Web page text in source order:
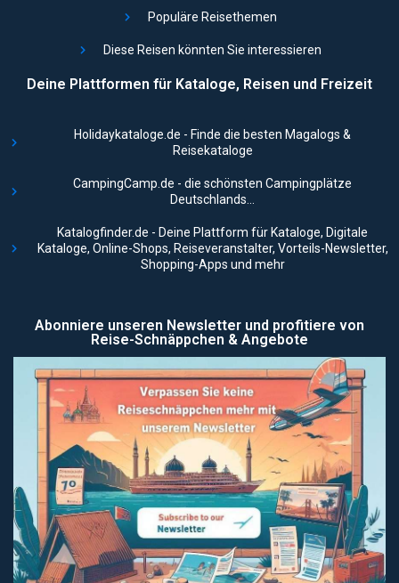
Populäre Reisethemen
Diese Reisen könnten Sie interessieren
Deine Plattformen für Kataloge, Reisen und Freizeit
Holidaykataloge.de - Finde die besten Magalogs &
Reisekataloge
CampingCamp.de - die schönsten Campingplätze
Deutschlands...
Katalogfinder.de - Deine Plattform für Kataloge, Digitale
Kataloge, Online-Shops, Reiseveranstalter, Vorteils-Newsletter,
Shopping-Apps und mehr
Abonniere unseren Newsletter und profitiere von
Reise-Schnäppchen & Angebote